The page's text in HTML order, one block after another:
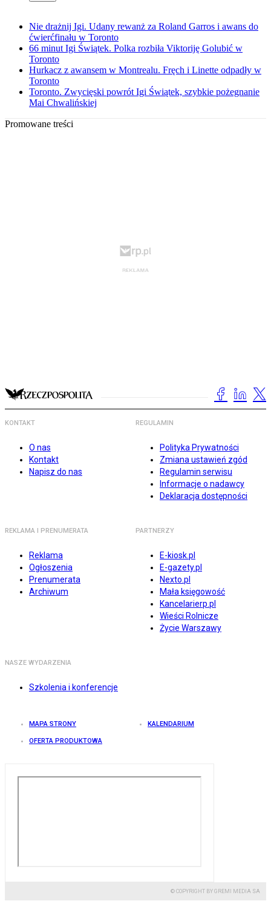
Nie drażnij Igi. Udany rewanż za Roland Garros i awans do
ćwierćfinału w Toronto
66 minut Igi Świątek. Polka rozbiła Viktoriję Golubić w
Toronto
Hurkacz z awansem w Montrealu. Fręch i Linette odpadły w
Toronto
Toronto. Zwycięski powrót Igi Świątek, szybkie pożegnanie
Mai Chwalińskiej
Promowane treści
KONTAKT
O nas
Kontakt
Napisz do nas
REGULAMIN
Polityka Prywatności
Zmiana ustawień zgód
Regulamin serwisu
Informacje o nadawcy
Deklaracja dostępności
REKLAMA I PRENUMERATA
Reklama
Ogłoszenia
Prenumerata
Archiwum
PARTNERZY
E-kiosk.pl
E-gazety.pl
Nexto.pl
Mała księgowość
Kancelarierp.pl
Wieści Rolnicze
Życie Warszawy
NASZE WYDARZENIA
Szkolenia i konferencje
MAPA STRONY KALENDARIUM
OFERTA PRODUKTOWA
© COPYRIGHT BY GREMI MEDIA SA